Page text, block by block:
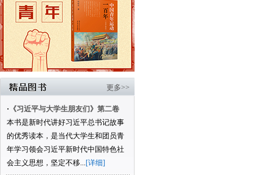
更多>>
· 《习近平与大学生朋友们》第二卷
本书是新时代讲好习近平总书记故事
的优秀读本，是当代大学生和团员青
年学习领会习近平新时代中国特色社
会主义思想，坚定不移...[详细]